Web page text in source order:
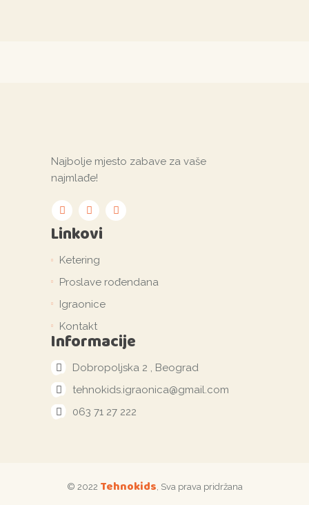
Najbolje mjesto zabave za vaše
najmlađe!
Linkovi
Ketering
Proslave rođendana
Igraonice
Kontakt
Informacije
Dobropoljska 2 , Beograd
tehnokids.igraonica@gmail.com
063 71 27 222
© 2022 Tehnokids , Sva prava pridržana